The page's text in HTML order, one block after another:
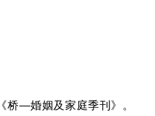
桥—婚姻及家庭季刊》。